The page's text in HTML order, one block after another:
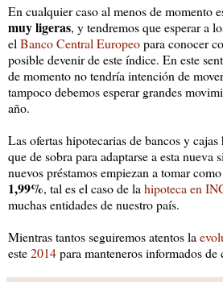
En cualquier caso al menos de momento
muy ligeras, y tendremos que esperar a
el Banco Central Europeopara conocer
posible devenir de este índice. En este
de momento no tendría intención de
tampoco debemos esperar grandes
año.
Las ofertas hipotecarias de bancos y
que de sobra para adaptarse a esta nueva
nuevos préstamos empiezan a tomar
1,99%, tal es el caso de la hipoteca en
muchas entidades de nuestro país.
Mientras tantos seguiremos atentos la
este2014para manteneros informados